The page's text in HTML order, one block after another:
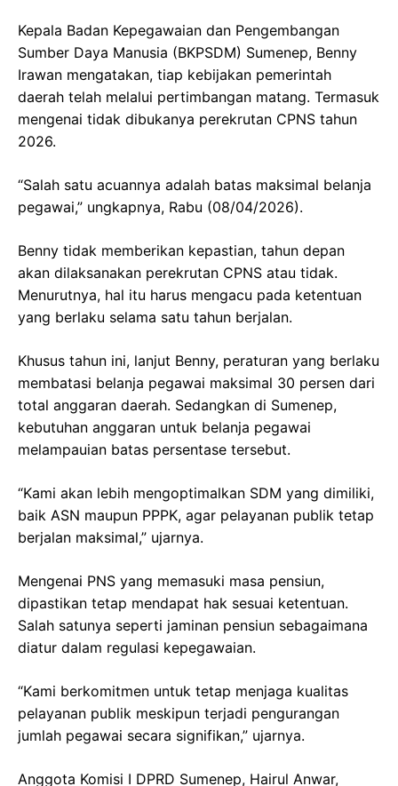
Kepala Badan Kepegawaian dan Pengembangan
Sumber Daya Manusia (BKPSDM) Sumenep, Benny
Irawan mengatakan, tiap kebijakan pemerintah
daerah telah melalui pertimbangan matang. Termasuk
mengenai tidak dibukanya perekrutan CPNS tahun
2026.
“Salah satu acuannya adalah batas maksimal belanja
pegawai,” ungkapnya, Rabu (08/04/2026).
Benny tidak memberikan kepastian, tahun depan
akan dilaksanakan perekrutan CPNS atau tidak.
Menurutnya, hal itu harus mengacu pada ketentuan
yang berlaku selama satu tahun berjalan.
Khusus tahun ini, lanjut Benny, peraturan yang berlaku
membatasi belanja pegawai maksimal 30 persen dari
total anggaran daerah. Sedangkan di Sumenep,
kebutuhan anggaran untuk belanja pegawai
melampauian batas persentase tersebut.
“Kami akan lebih mengoptimalkan SDM yang dimiliki,
baik ASN maupun PPPK, agar pelayanan publik tetap
berjalan maksimal,” ujarnya.
Mengenai PNS yang memasuki masa pensiun,
dipastikan tetap mendapat hak sesuai ketentuan.
Salah satunya seperti jaminan pensiun sebagaimana
diatur dalam regulasi kepegawaian.
“Kami berkomitmen untuk tetap menjaga kualitas
pelayanan publik meskipun terjadi pengurangan
jumlah pegawai secara signifikan,” ujarnya.
Anggota Komisi I DPRD Sumenep, Hairul Anwar,